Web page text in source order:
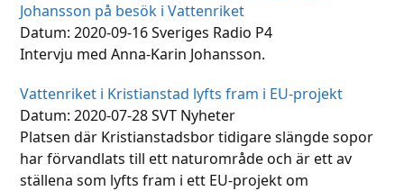
Johansson på besök i Vattenriket
Datum: 2020-09-16 Sveriges Radio P4
Intervju med Anna-Karin Johansson.
Vattenriket i Kristianstad lyfts fram i EU-projekt
Datum: 2020-07-28 SVT Nyheter
Platsen där Kristianstadsbor tidigare slängde sopor
har förvandlats till ett naturområde och är ett av
ställena som lyfts fram i ett EU-projekt om